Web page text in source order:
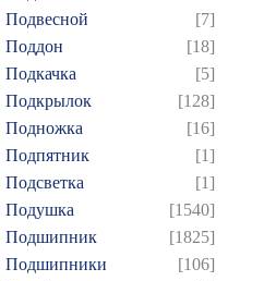
Подвесной
[7]
Поддон
[18]
Подкачка
[5]
Подкрылок
[128]
Подножка
[16]
Подпятник
[1]
Подсветка
[1]
Подушка
[1540]
Подшипник
[1825]
Подшипники
[106]